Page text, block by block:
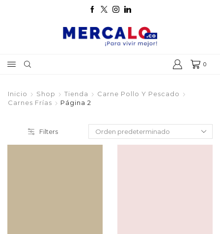
0
Inicio Shop Tienda
Carne Pollo Y Pescado
Carnes Frías
Página 2
Filters